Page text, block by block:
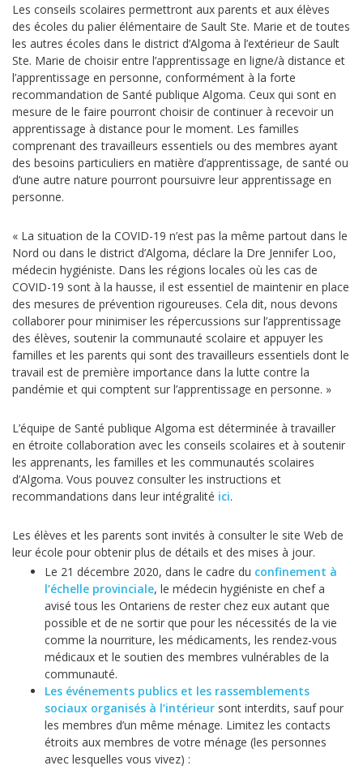
Les conseils scolaires permettront aux parents et aux élèves
des écoles du palier élémentaire de Sault Ste. Marie et de toutes
les autres écoles dans le district d’Algoma à l’extérieur de Sault
Ste. Marie de choisir entre l’apprentissage en ligne/à distance et
l’apprentissage en personne, conformément à la forte
recommandation de Santé publique Algoma. Ceux qui sont en
mesure de le faire pourront choisir de continuer à recevoir un
apprentissage à distance pour le moment. Les familles
comprenant des travailleurs essentiels ou des membres ayant
des besoins particuliers en matière d’apprentissage, de santé ou
d’une autre nature pourront poursuivre leur apprentissage en
personne.
« La situation de la COVID-19 n’est pas la même partout dans le
Nord ou dans le district d’Algoma, déclare la Dre Jennifer Loo,
médecin hygiéniste. Dans les régions locales où les cas de
COVID-19 sont à la hausse, il est essentiel de maintenir en place
des mesures de prévention rigoureuses. Cela dit, nous devons
collaborer pour minimiser les répercussions sur l’apprentissage
des élèves, soutenir la communauté scolaire et appuyer les
familles et les parents qui sont des travailleurs essentiels dont le
travail est de première importance dans la lutte contre la
pandémie et qui comptent sur l’apprentissage en personne. »
L’équipe de Santé publique Algoma est déterminée à travailler
en étroite collaboration avec les conseils scolaires et à soutenir
les apprenants, les familles et les communautés scolaires
d’Algoma. Vous pouvez consulter les instructions et
recommandations dans leur intégralité ici.
Les élèves et les parents sont invités à consulter le site Web de
leur école pour obtenir plus de détails et des mises à jour.
Le 21 décembre 2020, dans le cadre du confinement à
l’échelle provinciale, le médecin hygiéniste en chef a
avisé tous les Ontariens de rester chez eux autant que
possible et de ne sortir que pour les nécessités de la vie
comme la nourriture, les médicaments, les rendez-vous
médicaux et le soutien des membres vulnérables de la
communauté.
Les événements publics et les rassemblements
sociaux organisés à l’intérieur sont interdits, sauf pour
les membres d’un même ménage. Limitez les contacts
étroits aux membres de votre ménage (les personnes
avec lesquelles vous vivez) :